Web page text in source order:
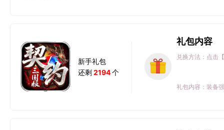
新手礼包
还剩2194个
礼包内容
兑换方法：点击
礼包内容：装备